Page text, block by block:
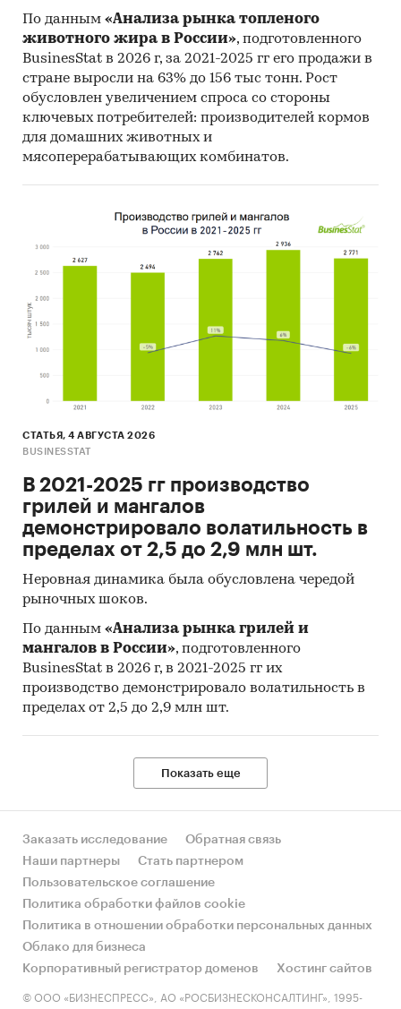
По данным «Анализа рынка топленого
животного жира в России», подготовленного
BusinesStat в 2026 г, за 2021-2025 гг его продажи в
стране выросли на 63% до 156 тыс тонн. Рост
обусловлен увеличением спроса со стороны
ключевых потребителей: производителей кормов
для домашних животных и
мясоперерабатывающих комбинатов.
СТАТЬЯ, 4 АВГУСТА 2026
BUSINESSTAT
В 2021-2025 гг производство
грилей и мангалов
демонстрировало волатильность в
пределах от 2,5 до 2,9 млн шт.
Неровная динамика была обусловлена чередой
рыночных шоков.
По данным «Анализа рынка грилей и
мангалов в России», подготовленного
BusinesStat в 2026 г, в 2021-2025 гг их
производство демонстрировало волатильность в
пределах от 2,5 до 2,9 млн шт.
Показать еще
Заказать исследование
Обратная связь
Наши партнеры
Стать партнером
Пользовательское соглашение
Политика обработки файлов cookie
Политика в отношении обработки персональных данных
Облако для бизнеса
Корпоративный регистратор доменов
Хостинг сайтов
© ООО «БИЗНЕСПРЕСС», АО «РОСБИЗНЕСКОНСАЛТИНГ», 1995-